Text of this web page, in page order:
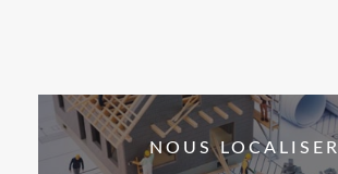
NOUS LOCALISER